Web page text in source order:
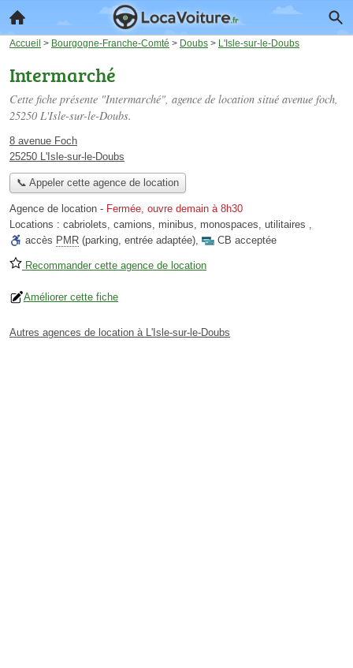
Accueil > Bourgogne-Franche-Comté > Doubs > L'Isle-sur-le-Doubs
Intermarché
Cette fiche présente "Intermarché", agence de location situé avenue foch,
25250 L'Isle-sur-le-Doubs.
8 avenue Foch
25250 L'Isle-sur-le-Doubs
📞 Appeler cette agence de location
Agence de location - Fermée, ouvre demain à 8h30
Locations : cabriolets, camions, minibus, monospaces, utilitaires ,
accès PMR (parking, entrée adaptée), CB acceptée
Recommander cette agence de location
Améliorer cette fiche
Autres agences de location à L'Isle-sur-le-Doubs